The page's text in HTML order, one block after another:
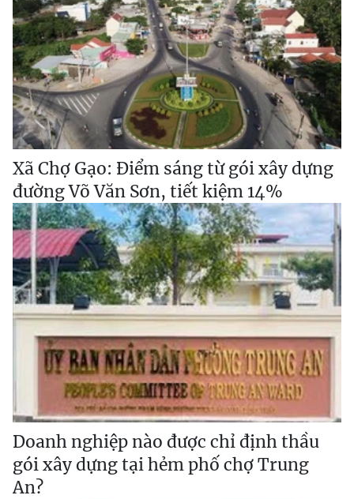
Xã Chợ Gạo: Điểm sáng từ gói xây dựng
đường Võ Văn Sơn, tiết kiệm 14%
Doanh nghiệp nào được chỉ định thầu
gói xây dựng tại hẻm phố chợ Trung
An?